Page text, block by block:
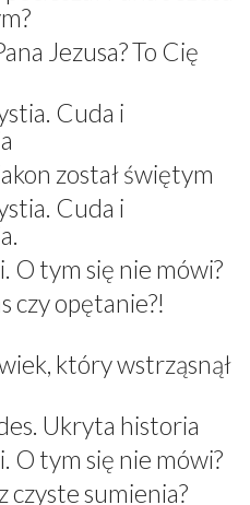
Jezusa? To Cię
Cuda i
został świętym
Cuda i
O tym się nie mówi?
czy opętanie?!
który wstrząsnął
Ukryta historia
O tym się nie mówi?
czyste sumienia?